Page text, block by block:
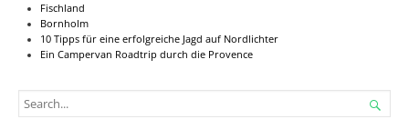
Fischland
Bornholm
10 Tipps für eine erfolgreiche Jagd auf Nordlichter
Ein Campervan Roadtrip durch die Provence
SEARCH
FOR...
